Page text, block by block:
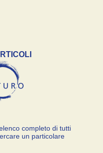
completo di tutti
un particolare